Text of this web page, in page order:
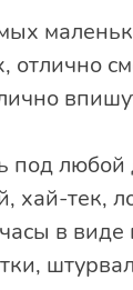
любой
хай-тек,
в